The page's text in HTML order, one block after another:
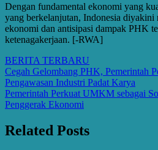
Dengan fundamental ekonomi yang
yang berkelanjutan, Indonesia diyakini
ekonomi dan antisipasi dampak PHK
ketenagakerjaan. [-RWA]
BERITA TERBARU
Post
navigation
Cegah Gelombang PHK, Pemerintah
Pengawasan Industri Padat Karya
Pemerintah Perkuat UMKM sebagai
Penggerak Ekonomi
Related Posts